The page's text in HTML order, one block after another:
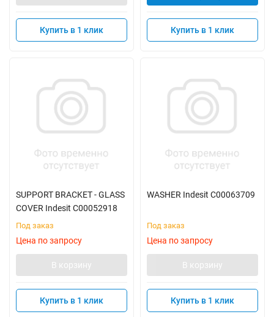
Купить в 1 клик Купить в 1 клик
SUPPORT BRACKET - GLASS
COVER Indesit C00052918
Под заказ
Цена по запросу
В корзину
Купить в 1 клик
WASHER Indesit C00063709
Под заказ
Цена по запросу
В корзину
Купить в 1 клик